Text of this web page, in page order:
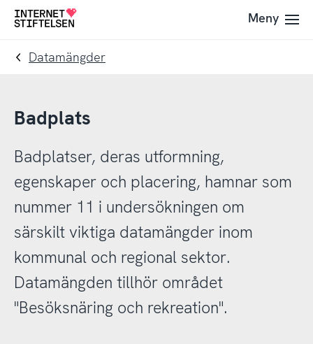
Till
navigering
Till
innehåll
Till
Meny
Datamängder
Badplats
Badplatser, deras utformning,
egenskaper och placering, hamnar som
nummer 11 i undersökningen om
särskilt viktiga datamängder inom
kommunal och regional sektor.
Datamängden tillhör området
"Besöksnäring och rekreation".